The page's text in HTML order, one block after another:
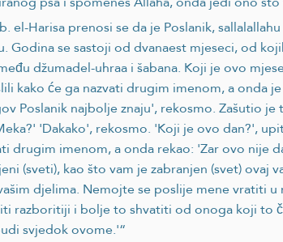
el-Harisa prenosi se da je Poslanik,
Godina se sastoji od dvanaest mjeseci, od
džumadel-uhraa i šabana. Koji je ovo
kako će ga nazvati drugim imenom, a onda
Poslanik najbolje znaju', rekosmo. Zašutio
'Dakako', rekosmo. 'Koji je ovo dan?',
drugim imenom, a onda rekao: 'Zar ovo nije
(sveti), kao što vam je zabranjen (svet)
djelima. Nemojte se poslije mene
razboritiji i bolje to shvatiti od onoga koji to
svjedok ovome.'“